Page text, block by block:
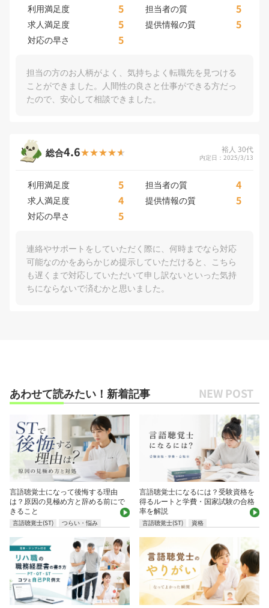
利用満足度 5 担当者の質 5
求人満足度 5 提供情報の質 5
対応の早さ 5
担当の方のお人柄がよく、気持ちよく転職先を見つける
ことができました。人間性の良さと仕事ができる方だっ
たので、安心して相談できました。
総合4.6 裕人 30代
内定日：2025/3/13
利用満足度 5 担当者の質 4
求人満足度 4 提供情報の質 5
対応の早さ 5
連絡やサポートをしていただく際に、何時までなら対応
可能なのかをあらかじめ提示していただけると、こちら
も遅くまで対応していただいて申し訳ないといった気持
ちにならないで済むかと思いました。
あわせて読みたい！新着記事
言語聴覚士になって後悔する理由
は？原因の見極め方と辞める前にで
きること
言語聴覚士(ST) つらい・悩み
言語聴覚士になるには？受験資格を
得るルートと学費・国家試験の合格
率を解説
言語聴覚士(ST) 資格